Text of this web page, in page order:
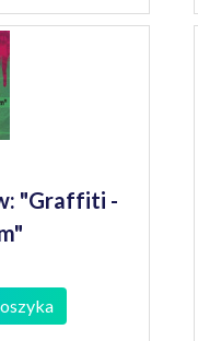
"Graffiti -